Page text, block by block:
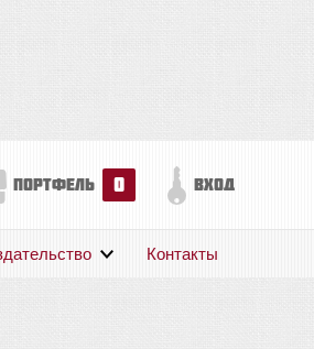
портфель 0 вход
Контакты